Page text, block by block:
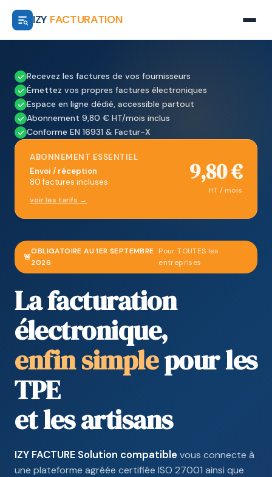
IZY FACTURATION
🚨
OBLIGATOIRE AU 1ER SEPTEMBRE
2026
Pour TOUTES les
entreprises
La facturation
électronique,
enfin simplepour les
TPE
et les artisans
IZY FACTURE Solution compatible vous connecte à
une plateforme agréée certifiée ISO 27001 ainsi que
Recevez les factures de vos fournisseurs
Émettez vos propres factures électroniques
Espace en ligne dédié, accessible partout
Abonnement 9,80 € HT/mois inclus
Conforme EN 16931 & Factur-X
ABONNEMENT ESSENTIEL
Envoi / réception
80 factures incluses
voir les tarifs →
9,80 €
HT / mois